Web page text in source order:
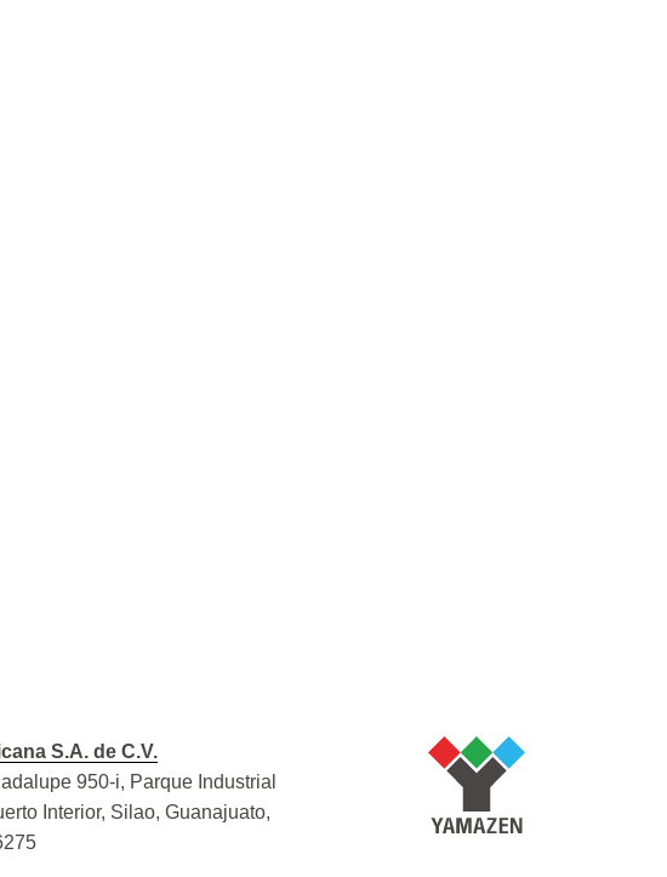
S.A. de C.V.
950-i, Parque Industrial
Interior, Silao, Guanajuato,